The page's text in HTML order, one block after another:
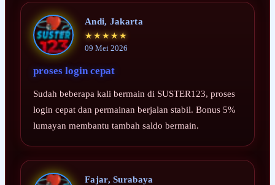
Andi, Jakarta
★★★★★
09 Mei 2026
proses login cepat
Sudah beberapa kali bermain di SUSTER123, proses
login cepat dan permainan berjalan stabil. Bonus 5%
lumayan membantu tambah saldo bermain.
Fajar, Surabaya